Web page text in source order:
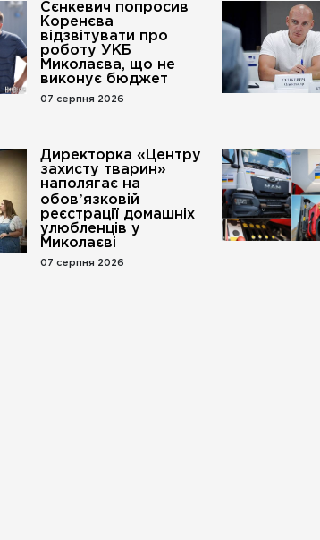
Сєнкевич попросив
Коренєва
відзвітувати про
роботу УКБ
Миколаєва, що не
виконує бюджет
07 серпня 2026
Директорка «Центру
захисту тварин»
наполягає на
обовʼязковій
реєстрації домашніх
улюбленців у
Миколаєві
07 серпня 2026